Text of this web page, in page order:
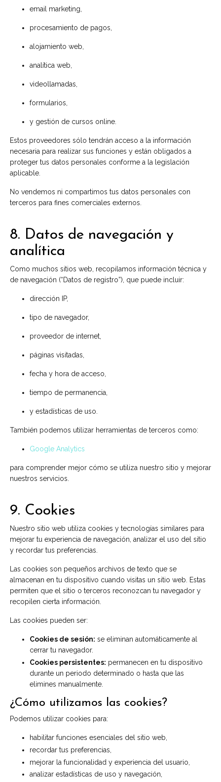
email marketing,
procesamiento de pagos,
alojamiento web,
analítica web,
videollamadas,
formularios,
y gestión de cursos online.
Estos proveedores sólo tendrán acceso a la información
necesaria para realizar sus funciones y están obligados a
proteger tus datos personales conforme a la legislación
aplicable.
No vendemos ni compartimos tus datos personales con
terceros para fines comerciales externos.
8. Datos de navegación y
analítica
Como muchos sitios web, recopilamos información técnica y
de navegación (“Datos de registro”), que puede incluir:
dirección IP,
tipo de navegador,
proveedor de internet,
páginas visitadas,
fecha y hora de acceso,
tiempo de permanencia,
y estadísticas de uso.
También podemos utilizar herramientas de terceros como:
Google Analytics
para comprender mejor cómo se utiliza nuestro sitio y mejorar
nuestros servicios.
9. Cookies
Nuestro sitio web utiliza cookies y tecnologías similares para
mejorar tu experiencia de navegación, analizar el uso del sitio
y recordar tus preferencias.
Las cookies son pequeños archivos de texto que se
almacenan en tu dispositivo cuando visitas un sitio web. Estas
permiten que el sitio o terceros reconozcan tu navegador y
recopilen cierta información.
Las cookies pueden ser:
Cookies de sesión: se eliminan automáticamente al
cerrar tu navegador.
Cookies persistentes: permanecen en tu dispositivo
durante un periodo determinado o hasta que las
elimines manualmente.
¿Cómo utilizamos las cookies?
Podemos utilizar cookies para:
habilitar funciones esenciales del sitio web,
recordar tus preferencias,
mejorar la funcionalidad y experiencia del usuario,
analizar estadísticas de uso y navegación,